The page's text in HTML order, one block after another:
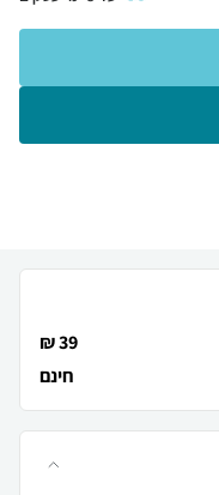
39 ₪
חינם